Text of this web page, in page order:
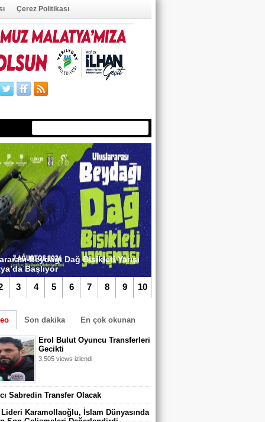
Çerez Politikası
Beydağı Dağ Bisikleti Yarışı
Başlıyor
Belediyespor’da Yeni Dönem
3 4 5 6 7 8 9 10
Son dakika En çok okunan
Erol Bulut Oyuncu Transferleri
Gecikti
3.505 views izlendi
Sabredin Transfer Olacak
Lideri Karamollaoğlu, İslam Dünyasında